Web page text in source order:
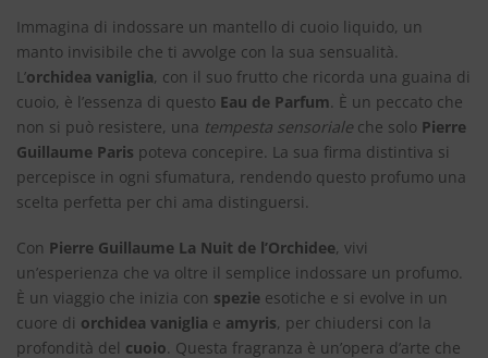
Immagina di indossare un mantello di cuoio liquido, un
manto invisibile che ti avvolge con la sua sensualità.
L’orchidea vaniglia, con il suo frutto che ricorda una guaina di
cuoio, è l’essenza di questo Eau de Parfum. È un peccato che
non si può resistere, una tempesta sensoriale che solo Pierre
Guillaume Paris poteva concepire. La sua firma distintiva si
percepisce in ogni sfumatura, rendendo questo profumo una
scelta perfetta per chi ama distinguersi.
Con Pierre Guillaume La Nuit de l’Orchidee, vivi
un’esperienza che va oltre il semplice indossare un profumo.
È un viaggio che inizia con spezie esotiche e si evolve in un
cuore di orchidea vaniglia e amyris, per chiudersi con la
profondità del cuoio. Questa fragranza è un’opera d’arte che